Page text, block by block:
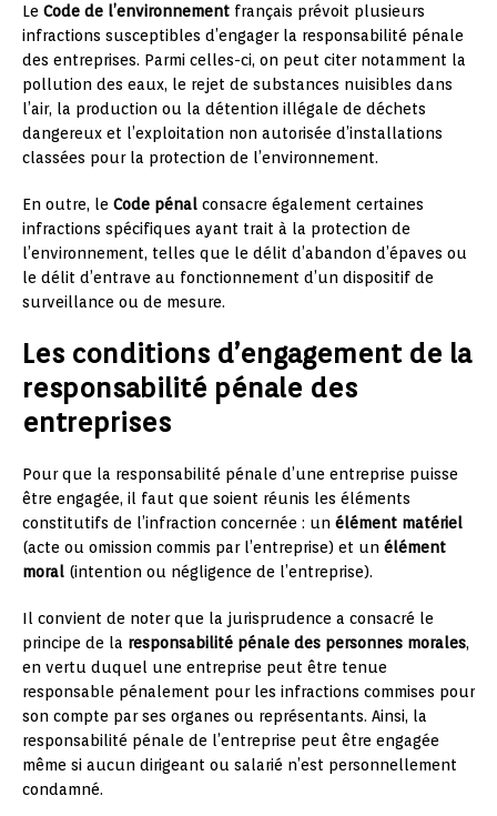
Le Code de l’environnement français prévoit plusieurs
infractions susceptibles d’engager la responsabilité pénale
des entreprises. Parmi celles-ci, on peut citer notamment la
pollution des eaux, le rejet de substances nuisibles dans
l’air, la production ou la détention illégale de déchets
dangereux et l’exploitation non autorisée d’installations
classées pour la protection de l’environnement.
En outre, le Code pénal consacre également certaines
infractions spécifiques ayant trait à la protection de
l’environnement, telles que le délit d’abandon d’épaves ou
le délit d’entrave au fonctionnement d’un dispositif de
surveillance ou de mesure.
Les conditions d’engagement de la
responsabilité pénale des
entreprises
Pour que la responsabilité pénale d’une entreprise puisse
être engagée, il faut que soient réunis les éléments
constitutifs de l’infraction concernée : un élément matériel
(acte ou omission commis par l’entreprise) et un élément
moral (intention ou négligence de l’entreprise).
Il convient de noter que la jurisprudence a consacré le
principe de la responsabilité pénale des personnes morales,
en vertu duquel une entreprise peut être tenue
responsable pénalement pour les infractions commises pour
son compte par ses organes ou représentants. Ainsi, la
responsabilité pénale de l’entreprise peut être engagée
même si aucun dirigeant ou salarié n’est personnellement
condamné.